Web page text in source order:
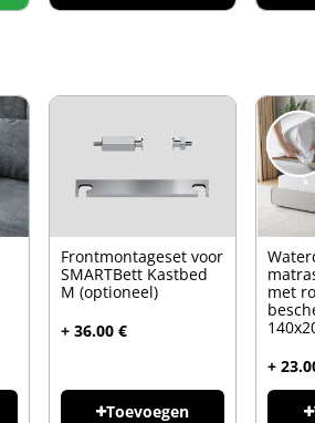
Frontmontageset voor
SMARTBett Kastbed
M (optioneel)
+ 36.00 €
Toevoegen
met
+